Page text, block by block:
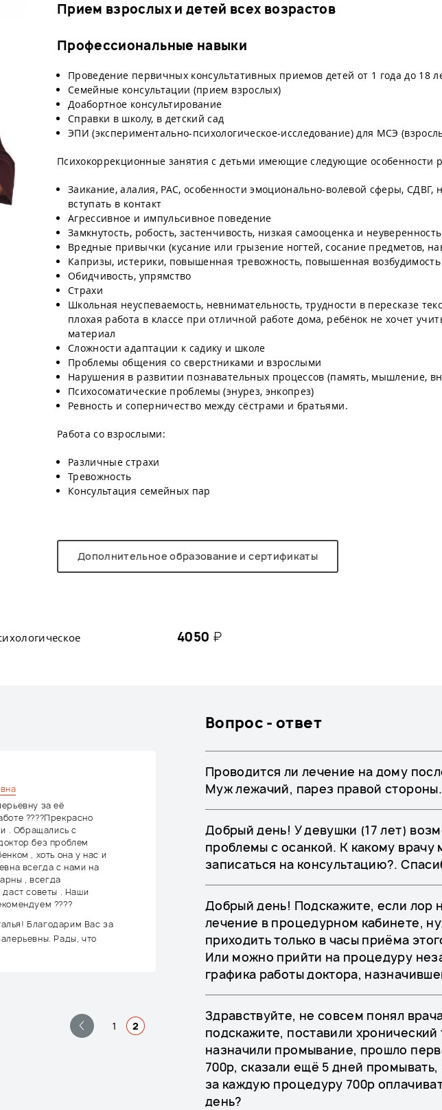
Прием взрослых и детей всех возрастов
Профессиональные навыки
Проведение первичных консультативных приемов детей от 1 года до 18
Семейные консультации (прием взрослых)
Доабортное консультирование
Справки в школу, в детский сад
ЭПИ (экспериментально-психологическое-исследование) для МСЭ
Психокоррекционные занятия с детьми имеющие следующие особенности
Заикание, алалия, РАС, особенности эмоционально-волевой сферы, СДВГ,
вступать в контакт
Агрессивное и импульсивное поведение
Замкнутость, робость, застенчивость, низкая самооценка и
Вредные привычки (кусание или грызение ногтей, сосание предметов,
Капризы, истерики, повышенная тревожность, повышенная возбудимость
Обидчивость, упрямство
Страхи
Школьная неуспеваемость, невнимательность, трудности в пересказе
плохая работа в классе при отличной работе дома, ребёнок не хочет
материал
Сложности адаптации к садику и школе
Проблемы общения со сверстниками и взрослыми
Нарушения в развитии познавательных процессов (память, мышление,
Психосоматические проблемы (энурез, энкопрез)
Ревность и соперничество между сёстрами и братьями.
Работа со взрослыми:
Различные страхи
Тревожность
Консультация семейных пар
Дополнительное образование и сертификаты
4050 ₽
за её
????Прекрасно
. Обращались с
без проблем
, хоть она у нас и
всегда с нами на
, всегда
даст советы . Наши
????
Благодарим Вас за
Рады, что
1 2
Вопрос - ответ
Проводится ли лечение на дому
Муж лежачий, парез правой стороны.
Добрый день! У девушки (17 лет)
проблемы с осанкой. К какому врачу
записаться на консультацию?.
Добрый день! Подскажите, если лор
лечение в процедурном кабинете,
приходить только в часы приёма
Или можно прийти на процедуру
графика работы доктора,
Здравствуйте, не совсем понял
подскажите, поставили хронический
назначили промывание, прошло
700р, сказали ещё 5 дней промывать,
за каждую процедуру 700р
день?